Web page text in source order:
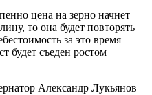
цена на зерно начнет
то она будет повторять
за это время
будет съеден ростом
Александр Лукьянов